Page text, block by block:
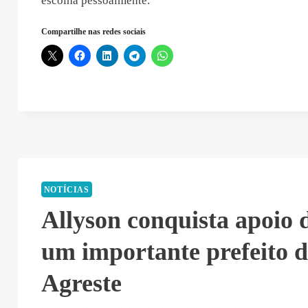
Compartilhe nas redes sociais
NOTÍCIAS
Allyson conquista apoio
um importante prefeito
Agreste